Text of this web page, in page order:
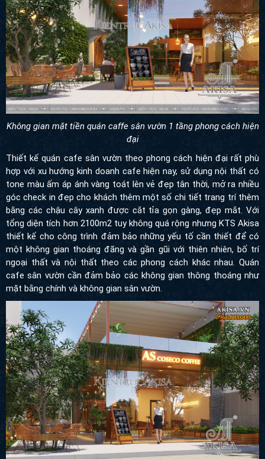
Không gian mặt tiền quán caffe sân vườn 1 tầng phong cách hiện
đại
Thiết kế quán cafe sân vườn theo phong cách hiện đại rất phù
hợp với xu hướng kinh doanh cafe hiện nay, sử dụng nội thất có
tone màu ấm áp ánh vàng toát lên vẻ đẹp tân thời, mở ra nhiều
góc check in đẹp cho khách thêm một số chi tiết trang trí thêm
bằng các chậu cây xanh được cắt tỉa gọn gàng, đẹp mắt. Với
tổng diện tích hơn 2100m2 tuy không quá rộng nhưng KTS Akisa
thiết kế cho công trình đảm bảo những yếu tố cần thiết để có
một không gian thoáng đãng và gần gũi với thiên nhiên, bố trí
ngoại thất và nội thất theo các phong cách khác nhau. Quán
cafe sân vườn cần đảm bảo các không gian thông thoáng như
mặt bằng chính và không gian sân vườn.